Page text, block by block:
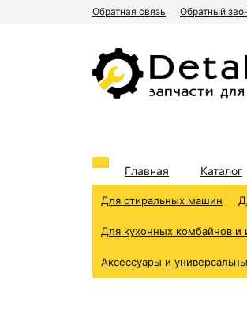
Обратная связь Обратный
Главная Каталог
Для стиральных машин
Для кухонных комбайнов и
Аксессуары и